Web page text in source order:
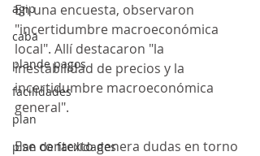
agip
caba
plande pagos
facilidades
plan
plan de facilidades
En una encuesta, observaron
"incertidumbre macroeconómica
local". Allí destacaron "la
inestabilidad de precios y la
incertidumbre macroeconómica
general".
Ese contexto genera dudas en torno